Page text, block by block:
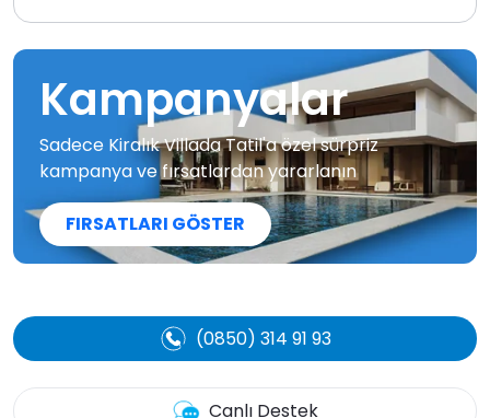
Kampanyalar
Sadece Kiralık Villada Tatil'a özel sürpriz
kampanya ve fırsatlardan yararlanın
FIRSATLARI GÖSTER
(0850) 314 91 93
Canlı Destek